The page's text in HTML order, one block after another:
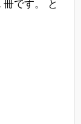
です。 と